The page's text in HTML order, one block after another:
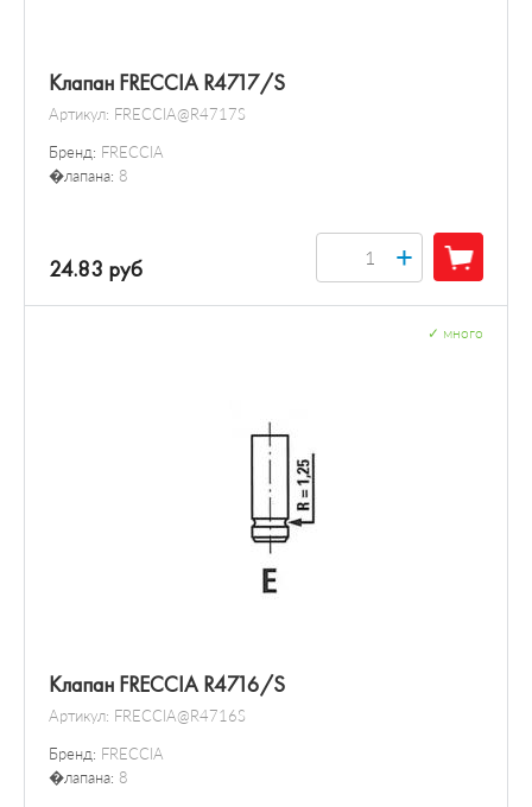
Клапан FRECCIA R4717/S
Артикул: FRECCIA@R4717S
Бренд: FRECCIA
�лапана: 8
24.83 руб +
Клапан FRECCIA R4716/S
Артикул: FRECCIA@R4716S
Бренд: FRECCIA
�лапана: 8
много